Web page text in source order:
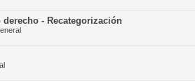
- Recategorización